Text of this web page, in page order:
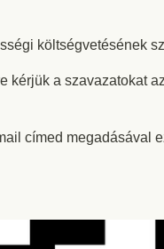
költségvetésének
kérjük a szavazatokat
címed megadásával